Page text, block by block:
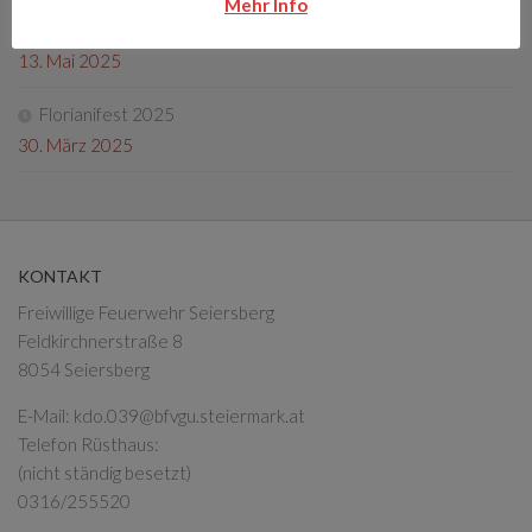
13. Mai 2025
Florianifest 2025
30. März 2025
KONTAKT
Freiwillige Feuerwehr Seiersberg
Feldkirchnerstraße 8
8054 Seiersberg
E-Mail: kdo.039@bfvgu.steiermark.at
Telefon Rüsthaus:
(nicht ständig besetzt)
0316/255520
Mehr Info